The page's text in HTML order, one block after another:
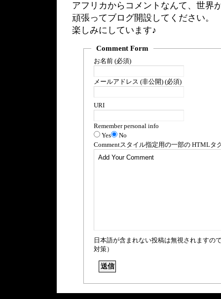
アフリカからコメントなんて、世界
頑張ってブログ開設してください。
楽しみにしています♪
Comment Form
お名前 (必須)
メールアドレス (非公開) (必須)
URI
Remember personal info
Yes
No
Commentスタイル指定用の一部の HTMLタ
日本語が含まれない投稿は無視されますの
対策）